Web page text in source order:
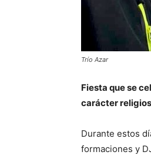
Trío Azar
Fiesta que se
carácter
Durante estos
formaciones y